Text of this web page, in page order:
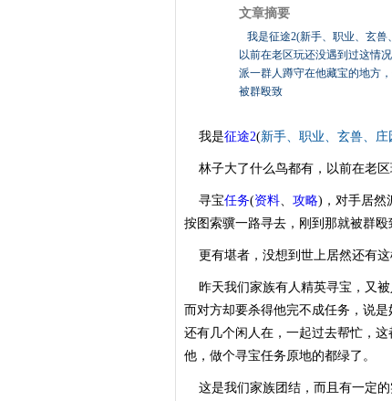
文章摘要
我是征途2(新手、职业、玄兽
以前在老区玩还没遇到过这情
派一群人蹲守在他藏宝的地方
被群殴致
我是征途2(新手、 职业、 玄兽、 庄
林子大了什么鸟都有，以前在老区
寻宝任务(资料、 攻略)，对手居然
按图索骥一路寻去，刚到那就被群殴
更有堪者，没想到世上居然还有这
昨天我们家族有人精英寻宝，又被
而对方却要杀得他完不成任务，说
还有几个闲人在，一起过去帮忙，
他，做个寻宝任务原地的都绿了。
这是我们家族团结，而且有一定的